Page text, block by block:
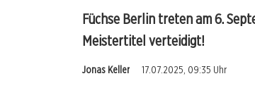
Füchse Berlin treten am 6.
Meistertitel verteidigt!
Jonas Keller 17.07.2025, 09:35 Uhr